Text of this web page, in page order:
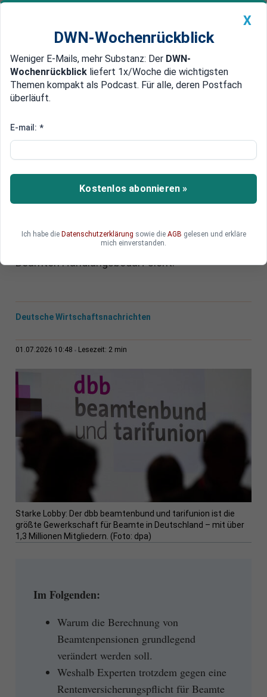
Newsticker MEIN DWN: Geldanlage Premium
Edelmetalle DWN-Magazin China
Rente statt Pension?
dem Prüfstand
Die Beamtenpensionen sind ein riesiger
Kostenfaktor für Bund und Ländern. Trotzdem
zurückliegenden 30 Jahren mehr als verdoppelt.
Warum die Rentenkommission auch bei den
Beamten Handlungsbedarf sieht.
Deutsche Wirtschaftsnachrichten
01.07.2026 10:48 Lesezeit: 2 min
Starke Lobby: Der dbb beamtenbund und tarifunion ist die
größte Gewerkschaft für Beamte in Deutschland – mit über
1,3 Millionen Mitgliedern. (Foto: dpa)
Im Folgenden:
Warum die Berechnung von
Beamtenpensionen grundlegend
verändert werden soll.
Weshalb Experten trotzdem gegen eine
Rentenversicherungspflicht für Beamte
X
DWN-Wochenrückblick
Weniger E-Mails, mehr Substanz: Der DWN-
Wochenrückblick liefert 1x/Woche die wichtigsten
Themen kompakt als Podcast. Für alle, deren Postfach
überläuft.
E-mail: *
Kostenlos abonnieren »
Ich habe die Datenschutzerklärung sowie die AGB gelesen und erkläre
mich einverstanden.